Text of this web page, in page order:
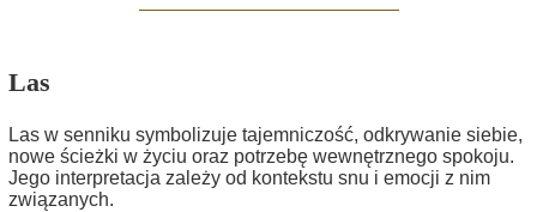
Las
Las w senniku symbolizuje tajemniczość, odkrywanie siebie,
nowe ścieżki w życiu oraz potrzebę wewnętrznego spokoju.
Jego interpretacja zależy od kontekstu snu i emocji z nim
związanych.